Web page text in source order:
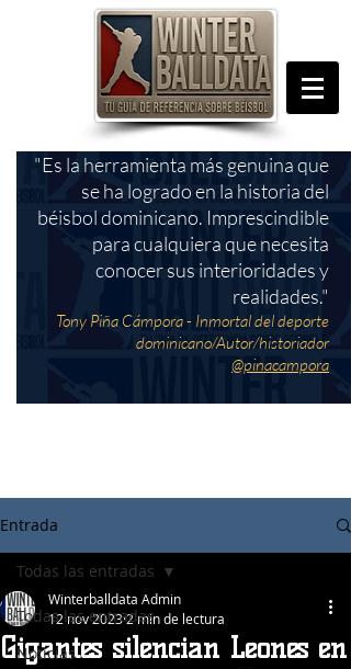
"Es la herramienta más genuina que
se ha logrado en la historia del
béisbol dominicano. Imprescindible
para cualquiera que necesita
conocer sus interioridades y
realidades."
Tony Piña Cámpora - Inmortal del deporte
dominicano/Autor/historiador
@pinacampora
Entrada
Todas las entradas
Noticias
Todas las entradas
Gigantes silencian Leones en
Winterballdata Admin
12 nov 20232 min de lectura